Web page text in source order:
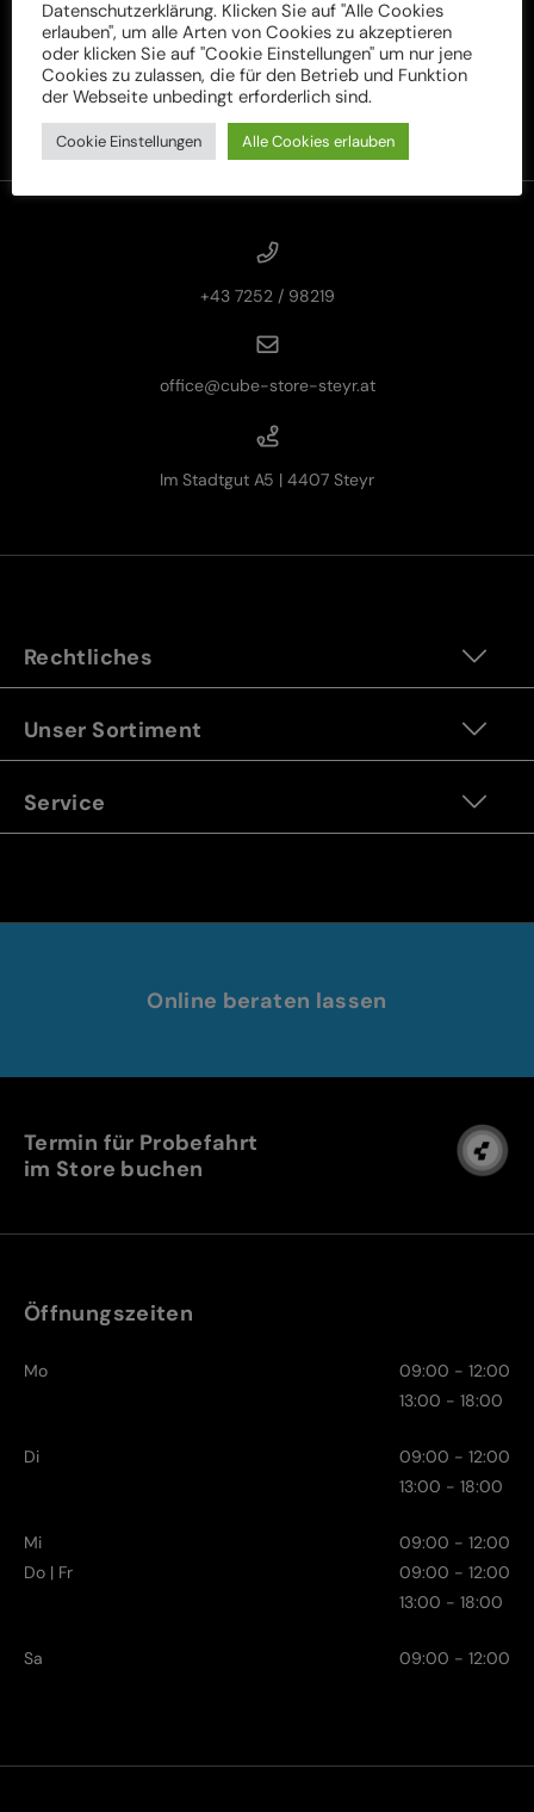
+43 7252 / 98219
office@cube-store-steyr.at
Im Stadtgut A5 | 4407 Steyr
Rechtliches
Unser Sortiment
Service
Online beraten lassen
Termin für Probefahrt
im Store buchen
Öffnungszeiten
Mo
09:00 - 12:00
13:00 - 18:00
Di
09:00 - 12:00
13:00 - 18:00
Mi
09:00 - 12:00
Do | Fr
09:00 - 12:00
13:00 - 18:00
Sa 09:00 - 12:00
Datenschutzerklärung. Klicken Sie auf "Alle Cookies
erlauben", um alle Arten von Cookies zu akzeptieren
oder klicken Sie auf "Cookie Einstellungen" um nur jene
Cookies zu zulassen, die für den Betrieb und Funktion
der Webseite unbedingt erforderlich sind.
Cookie Einstellungen Alle Cookies erlauben